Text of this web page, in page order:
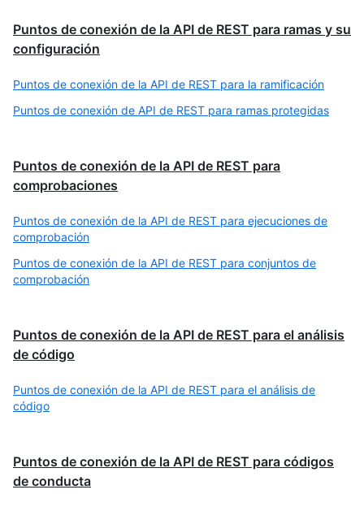
Puntos de conexión de la API de REST para ramas y su
configuración
Puntos de conexión de la API de REST para la ramificación
Puntos de conexión de API de REST para ramas protegidas
Puntos de conexión de la API de REST para
comprobaciones
Puntos de conexión de la API de REST para ejecuciones de
comprobación
Puntos de conexión de la API de REST para conjuntos de
comprobación
Puntos de conexión de la API de REST para el análisis
de código
Puntos de conexión de la API de REST para el análisis de
código
Puntos de conexión de la API de REST para códigos
de conducta